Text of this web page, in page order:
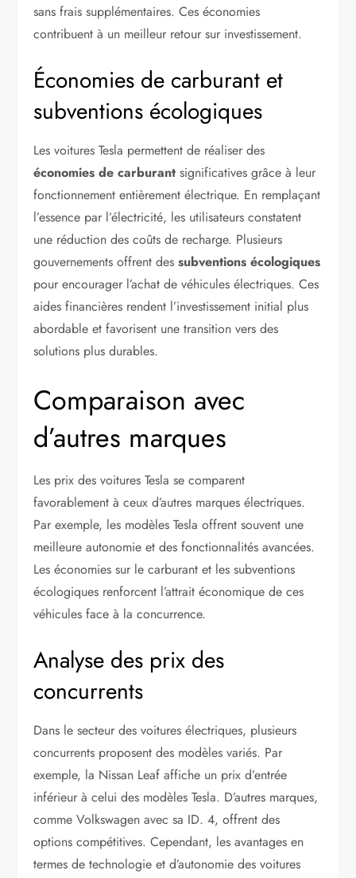
sans frais supplémentaires. Ces économies
contribuent à un meilleur retour sur investissement.
Économies de carburant et
subventions écologiques
Les voitures Tesla permettent de réaliser des
économies de carburant significatives grâce à leur
fonctionnement entièrement électrique. En remplaçant
l’essence par l’électricité, les utilisateurs constatent
une réduction des coûts de recharge. Plusieurs
gouvernements offrent dessubventions écologiques
pour encourager l’achat de véhicules électriques. Ces
aides financières rendent l’investissement initial plus
abordable et favorisent une transition vers des
solutions plus durables.
Comparaison avec
d’autres marques
Les prix des voitures Tesla se comparent
favorablement à ceux d’autres marques électriques.
Par exemple, les modèles Tesla offrent souvent une
meilleure autonomie et des fonctionnalités avancées.
Les économies sur le carburant et les subventions
écologiques renforcent l’attrait économique de ces
véhicules face à la concurrence.
Analyse des prix des
concurrents
Dans le secteur des voitures électriques, plusieurs
concurrents proposent des modèles variés. Par
exemple, la Nissan Leaf affiche un prix d’entrée
inférieur à celui des modèles Tesla. D’autres marques,
comme Volkswagen avec sa ID. 4, offrent des
options compétitives. Cependant, les avantages en
termes de technologie et d’autonomie des voitures